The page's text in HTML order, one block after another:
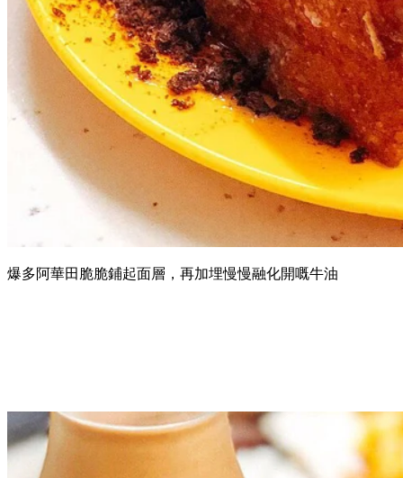
爆多阿華田脆脆鋪起面層，再加埋慢慢融化開嘅牛油